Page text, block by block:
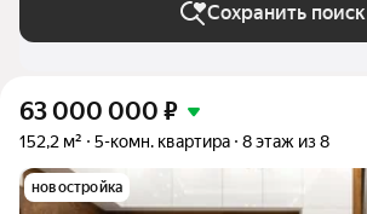
Сохранить поиск
63 000 000 ₽
152,2 м² 5-комн. квартира 8 этаж из 8
новостройка